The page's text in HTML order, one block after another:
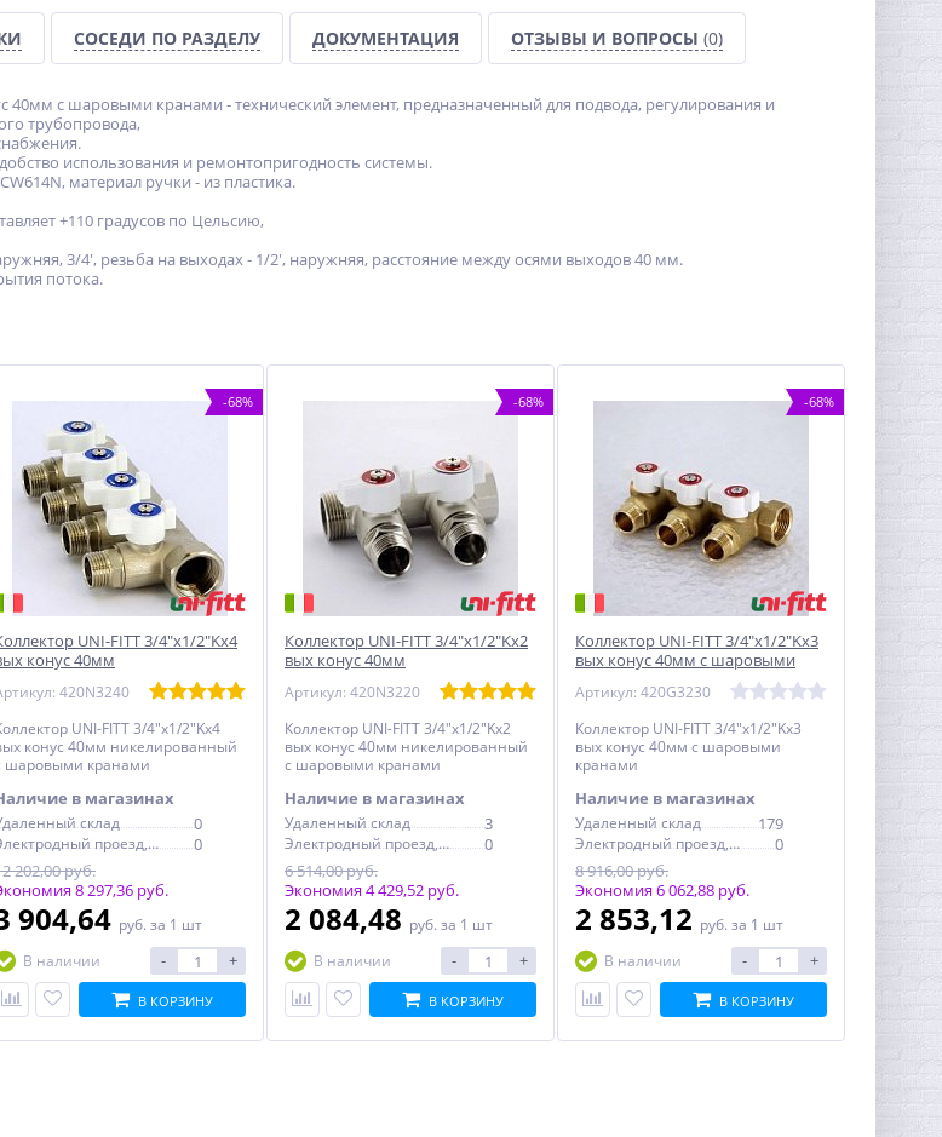
СОСЕДИ ПО РАЗДЕЛУ ДОКУМЕНТАЦИЯ ОТЗЫВЫ И ВОПРОСЫ (0)
40мм с шаровыми кранами - технический элемент, предназначенный для подвода, регулирования и
трубопровода,
использования и ремонтопригодность системы.
материал ручки - из пластика.
+110 градусов по Цельсию,
3/4', резьба на выходах - 1/2', наружняя, расстояние между осями выходов 40 мм.
потока.
-68%
UNI-FITT 3/4"х1/2"Kх4
конус 40мм
никелированный с шаровыми
420N3240
UNI-FITT 3/4"х1/2"Kх4
конус 40мм никелированный
шаровыми кранами
в магазинах
склад 0
Электродный проезд, 6с1
0
202,00 руб.
8 297,36 руб.
904,64 руб. за 1 шт
В наличии
- +
В КОРЗИНУ
-68%
Коллектор UNI-FITT 3/4"х1/2"Kх2
вых конус 40мм
никелированный с шаровыми
кранами
Артикул: 420N3220
Коллектор UNI-FITT 3/4"х1/2"Kх2
вых конус 40мм никелированный
с шаровыми кранами
Наличие в магазинах
Удаленный склад 3
Электродный проезд, 6с1
0
6 514,00 руб.
Экономия 4 429,52 руб.
2 084,48 руб. за 1 шт
В наличии
- +
В КОРЗИНУ
-68%
Коллектор UNI-FITT 3/4"х1/2"Kх3
вых конус 40мм с шаровыми
Артикул: 420G3230
Коллектор UNI-FITT 3/4"х1/2"Kх3
вых конус 40мм с шаровыми
кранами
Наличие в магазинах
Удаленный склад 179
Электродный проезд, 6с1
0
8 916,00 руб.
Экономия 6 062,88 руб.
2 853,12 руб. за 1 шт
В наличии
- +
В КОРЗИНУ